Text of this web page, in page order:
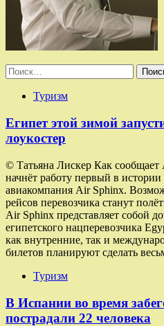
Найти:
Туризм
Египет этой зимой
лоукостер
© Татьяна Лискер Как
начнёт работу первый в
авиакомпания Air Sphinx.
рейсов перевозчика станут
Air Sphinx представляет собой
египетского нацперевозчика
как внутренние, так и
билетов планируют сделать
Туризм
В Испании во время
пострадали 22 человека